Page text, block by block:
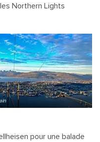
Northern Lights
pour une balade